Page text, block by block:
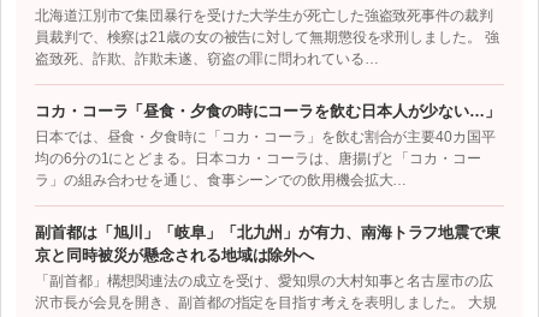
北海道江別市で集団暴行を受けた大学生が死亡した強盗致死事件の裁判
員裁判で、検察は21歳の女の被告に対して無期懲役を求刑しました。 強
盗致死、詐欺、詐欺未遂、窃盗の罪に問われている…
コカ・コーラ「昼食・夕食の時にコーラを飲む日本人が少ない…」
日本では、昼食・夕食時に「コカ・コーラ」を飲む割合が主要40カ国平
均の6分の1にとどまる。日本コカ・コーラは、唐揚げと「コカ・コー
ラ」の組み合わせを通じ、食事シーンでの飲用機会拡大…
副首都は「旭川」「岐阜」「北九州」が有力、南海トラフ地震で東
京と同時被災が懸念される地域は除外へ
「副首都」構想関連法の成立を受け、愛知県の大村知事と名古屋市の広
沢市長が会見を開き、副首都の指定を目指す考えを表明しました。 大規